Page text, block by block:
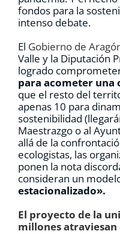
fondos para la
intenso debate.
El Gobierno de
Valle y la Diputación
logrado
para acometer una
que el resto del
apenas 10 para
sostenibilidad
Maestrazgo o al
allá de la
ecologistas, las
ponen la nota
consideran un
estacionalizado».
El proyecto de la
millones atraviesan